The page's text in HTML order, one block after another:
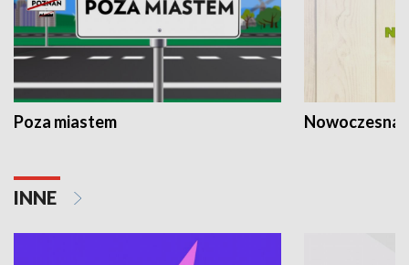
Poza miastem Nowoczesna
INNE